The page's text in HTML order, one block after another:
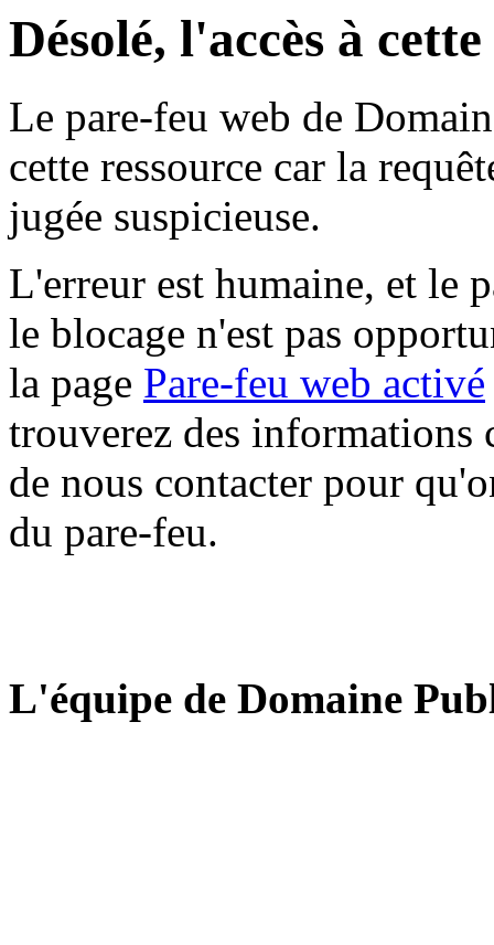
Désolé, l'accès à
Le pare-feu web de
cette ressource car la
jugée suspicieuse.
L'erreur est humaine, et le
le blocage n'est pas
la page Pare-feu web activé
trouverez des informations
de nous contacter pour
du pare-feu.
L'équipe de Domaine